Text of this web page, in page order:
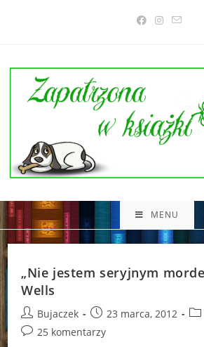
MENU
„Nie jestem seryjnym
Wells
Post
author:
Bujaczek
Post
published:
23 marca, 2012
Post25 komentarzy